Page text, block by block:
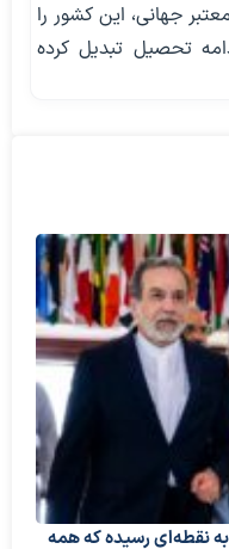
جهانی، این کشور را
تحصیل تبدیل کرده
نقطه‌ای رسیده که همه